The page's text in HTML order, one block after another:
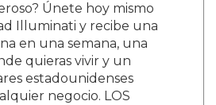
Únete hoy mismo
Illuminati y recibe una
en una semana, una
quieras vivir y un
estadounidenses
negocio. LOS